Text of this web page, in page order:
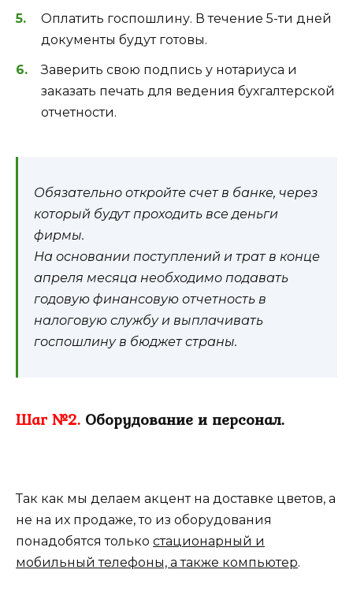
Оплатить госпошлину. В течение 5-ти дней
документы будут готовы.
Заверить свою подпись у нотариуса и
заказать печать для ведения бухгалтерской
отчетности.
Обязательно откройте счет в банке, через
который будут проходить все деньги
фирмы.
На основании поступлений и трат в конце
апреля месяца необходимо подавать
годовую финансовую отчетность в
налоговую службу и выплачивать
госпошлину в бюджет страны.
Шаг №2. Оборудование и персонал.
Так как мы делаем акцент на доставке цветов, а
не на их продаже, то из оборудования
понадобятся только стационарный и
мобильный телефоны, а также компьютер.